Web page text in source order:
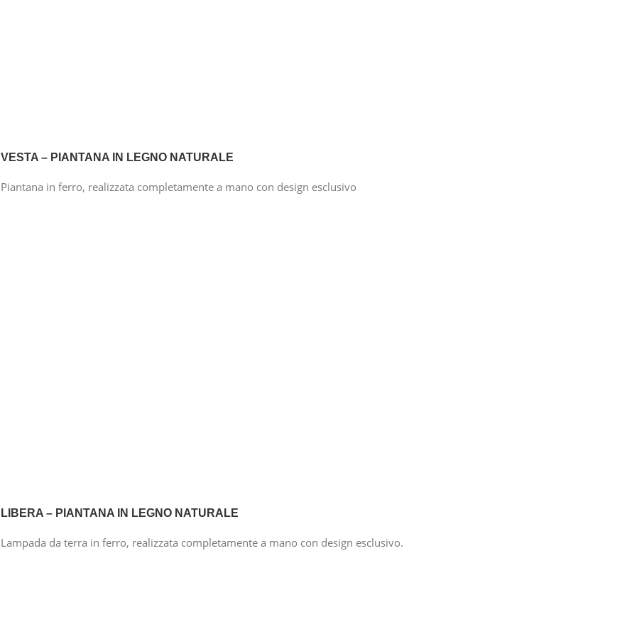
VESTA – PIANTANA IN LEGNO NATURALE
Piantana in ferro, realizzata completamente a mano con design esclusivo
LIBERA – PIANTANA IN LEGNO NATURALE
Lampada da terra in ferro, realizzata completamente a mano con design esclusivo.